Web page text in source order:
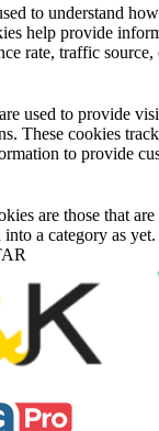
to understand
help provide
rate, traffic source,
used to provide
These cookies
to provide
are those that
a category as yet.